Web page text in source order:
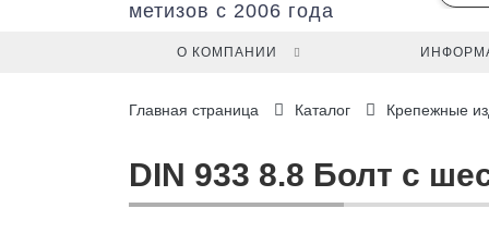
метизов с 2006 года
О КОМПАНИИ
Главная страница Каталог Крепежные
DIN 933 8.8 Болт с